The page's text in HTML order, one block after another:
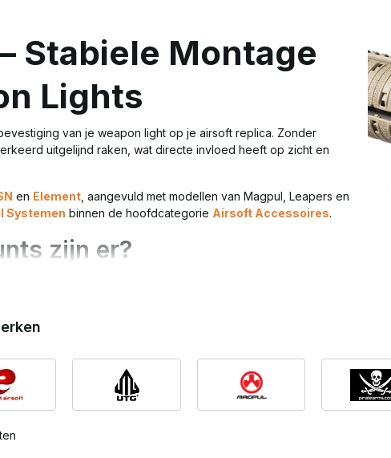
Stabiele Montage
Lights
van je weapon light op je airsoft replica. Zonder
uitgelijnd raken, wat directe invloed heeft op zicht en
en Element , aangevuld met modellen van Magpul, Leapers en
Systemen binnen de hoofdcategorie Airsoft Accessoires.
zijn er?
bereikbaar te maken zonder grippositie te verstoren.